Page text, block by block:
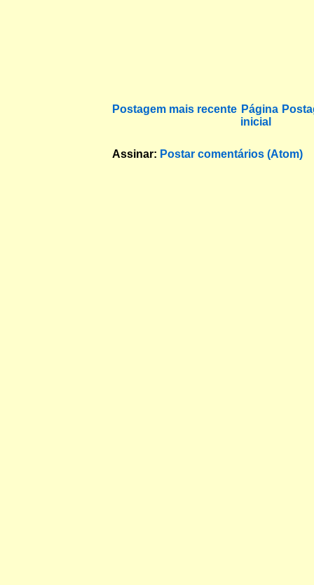
Postagem mais recente Página
inicial
Assinar: Postar comentários (Atom)